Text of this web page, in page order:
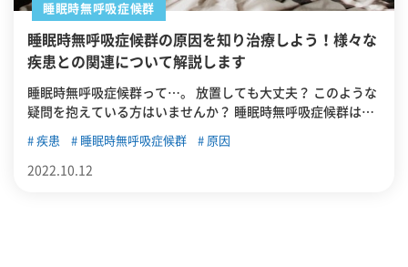
睡眠時無呼吸症候群
睡眠時無呼吸症候群の原因を知り治療しよう！様々な
疾患との関連について解説します
睡眠時無呼吸症候群って…。 放置しても大丈夫？ このような
疑問を抱えている方はいませんか？ 睡眠時無呼吸症候群は、
害」だと考えられております。しかし実際は違います。睡眠
時無呼吸症候群は様々な疾患と関連があります。ですから、
疾患 睡眠時無呼吸症候群 原因
2022.10.12